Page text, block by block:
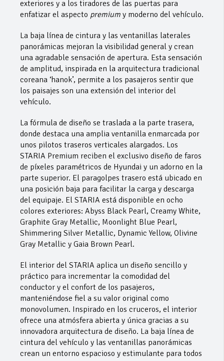
exteriores y a los tiradores de las puertas para
enfatizar el aspecto premium y moderno del vehículo.
La baja línea de cintura y las ventanillas laterales
panorámicas mejoran la visibilidad general y crean
una agradable sensación de apertura. Esta sensación
de amplitud, inspirada en la arquitectura tradicional
coreana ‘hanok’, permite a los pasajeros sentir que
los paisajes son una extensión del interior del
vehículo.
La fórmula de diseño se traslada a la parte trasera,
donde destaca una amplia ventanilla enmarcada por
unos pilotos traseros verticales alargados. Los
STARIA Premium reciben el exclusivo diseño de faros
de píxeles paramétricos de Hyundai y un adorno en la
parte superior. El paragolpes trasero está ubicado en
una posición baja para facilitar la carga y descarga
del equipaje. El STARIA está disponible en ocho
colores exteriores: Abyss Black Pearl, Creamy White,
Graphite Gray Metallic, Moonlight Blue Pearl,
Shimmering Silver Metallic, Dynamic Yellow, Olivine
Gray Metallic y Gaia Brown Pearl.
El interior del STARIA aplica un diseño sencillo y
práctico para incrementar la comodidad del
conductor y el confort de los pasajeros,
manteniéndose fiel a su valor original como
monovolumen. Inspirado en los cruceros, el interior
ofrece una atmósfera abierta y única gracias a su
innovadora arquitectura de diseño. La baja línea de
cintura del vehículo y las ventanillas panorámicas
crean un entorno espacioso y estimulante para todos